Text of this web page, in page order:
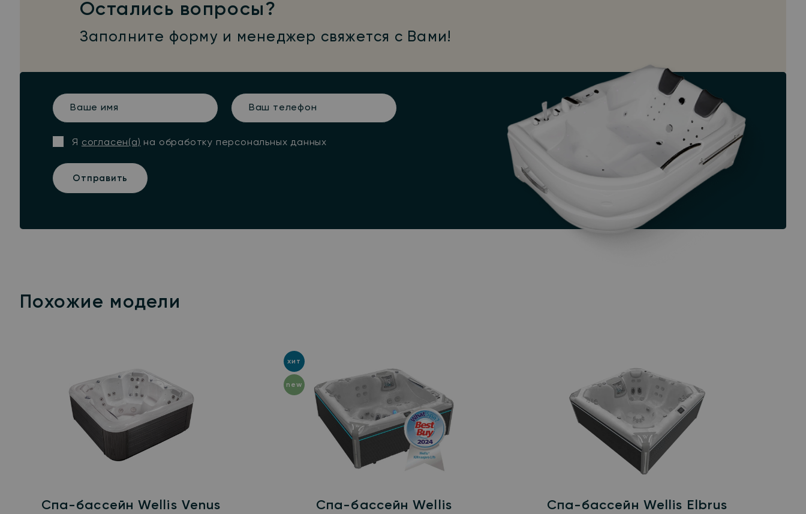
Остались вопросы?
Заполните форму и менеджер свяжется с Вами!
Ваше
имя
Ваш
телефон
Я согласен(а) на обработку персональных данных
Отправить
Похожие модели
Cпа-бассейн Wellis Venus
Спа-бассейн Wellis
хит
new
Спа-бассейн Wellis Elbrus